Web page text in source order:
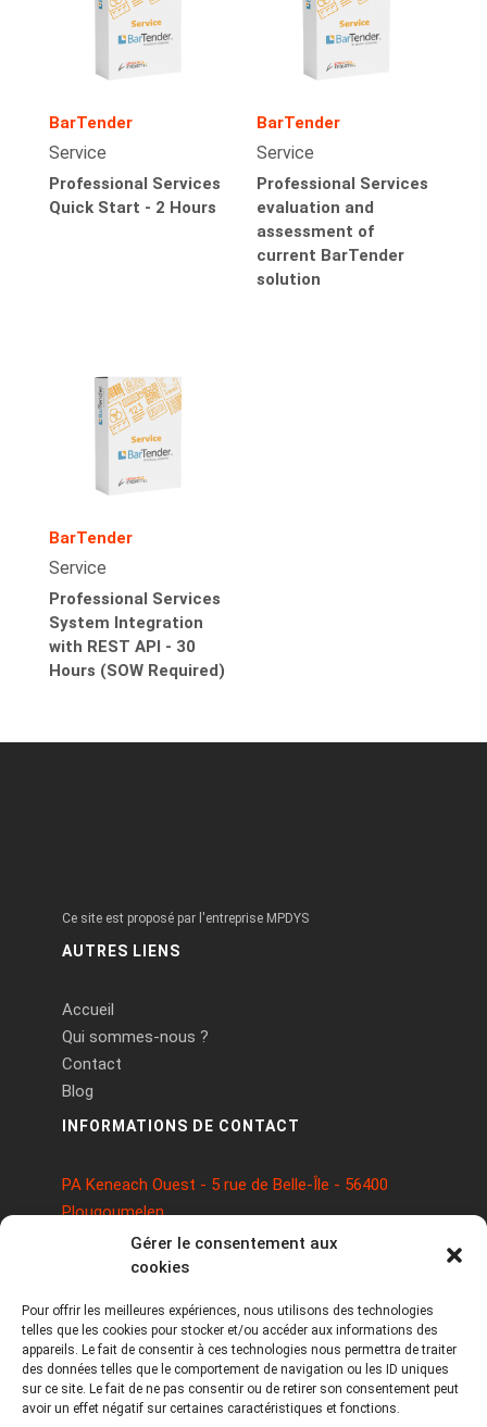
Gérer le consentement aux
cookies
Pour offrir les meilleures expériences, nous utilisons des technologies
telles que les cookies pour stocker et/ou accéder aux informations des
appareils. Le fait de consentir à ces technologies nous permettra de traiter
des données telles que le comportement de navigation ou les ID uniques
sur ce site. Le fait de ne pas consentir ou de retirer son consentement peut
avoir un effet négatif sur certaines caractéristiques et fonctions.
BarTender
Service
Professional Services
Quick Start - 2 Hours
BarTender
Service
Professional Services
evaluation and
assessment of
current BarTender
solution
BarTender
Service
Professional Services
System Integration
with REST API - 30
Hours (SOW Required)
Ce site est proposé par l'entreprise MPDYS
AUTRES LIENS
Accueil
Qui sommes-nous ?
Contact
Blog
INFORMATIONS DE CONTACT
PA Keneach Ouest - 5 rue de Belle-Île - 56400
Plougoumelen
contact@logiciels-etiquettes.com
09 71 37 25 93